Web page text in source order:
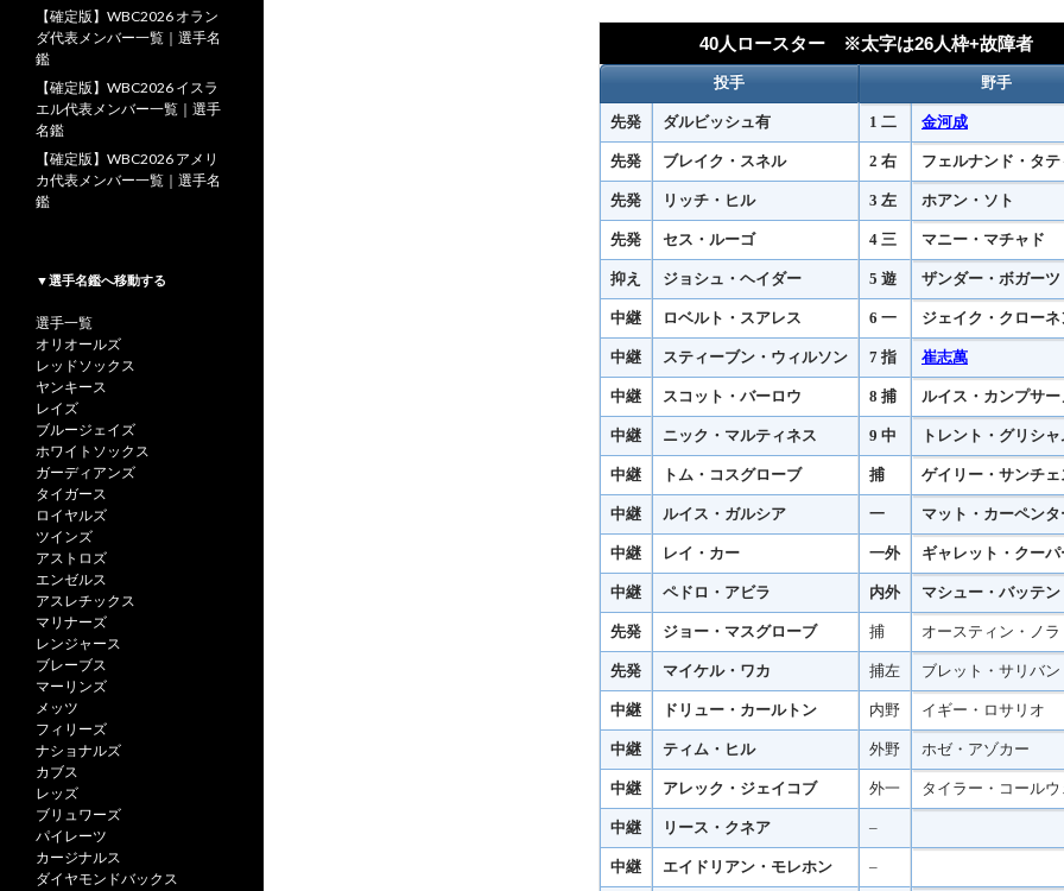
40人ロースター ※太字は26人枠+故障者
投手 野手
先発 ダルビッシュ有 1 二 金河成
先発 ブレイク・スネル 2 右 フェルナンド・タ
先発 リッチ・ヒル 3 左 ホアン・ソト
先発 セス・ルーゴ 4 三 マニー・マチャド
抑え ジョシュ・ヘイダー 5 遊 ザンダー・ボガーツ
中継 ロベルト・スアレス 6 一 ジェイク・クロー
中継 スティーブン・ウィルソン 7 指 崔志萬
中継 スコット・バーロウ 8 捕 ルイス・カンプサー
中継 ニック・マルティネス 9 中 トレント・グリシャ
中継 トム・コスグローブ 捕 ゲイリー・サンチェ
中継 ルイス・ガルシア 一 マット・カーペンタ
中継 レイ・カー 一外 ギャレット・クーパ
中継 ペドロ・アビラ 内外 マシュー・バッテン
先発 ジョー・マスグローブ 捕 オースティン・ノラ
先発 マイケル・ワカ 捕左 ブレット・サリバン
中継 ドリュー・カールトン 内野 イギー・ロサリオ
中継 ティム・ヒル 外野 ホゼ・アゾカー
中継 アレック・ジェイコブ 外一 タイラー・コールウ
中継 リース・クネア –
中継 エイドリアン・モレホン –
【確定版】WBC2026 オラン
ダ代表メンバー一覧｜選手名
鑑
【確定版】WBC2026 イスラ
エル代表メンバー一覧｜選手
名鑑
【確定版】WBC2026 アメリ
カ代表メンバー一覧｜選手名
鑑
▼選手名鑑へ移動する
選手一覧
オリオールズ
レッドソックス
ヤンキース
レイズ
ブルージェイズ
ホワイトソックス
ガーディアンズ
タイガース
ロイヤルズ
ツインズ
アストロズ
エンゼルス
アスレチックス
マリナーズ
レンジャース
ブレーブス
マーリンズ
メッツ
フィリーズ
ナショナルズ
カブス
レッズ
ブリュワーズ
パイレーツ
カージナルス
ダイヤモンドバックス